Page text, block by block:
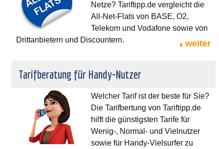
Netze? Tariftipp.de vergleicht die
All-Net-Flats von BASE, O2,
Telekom und Vodafone sowie von
Drittanbietern und Discountern.
weiter
Tarifberatung für Handy-Nutzer
Welcher Tarif ist der beste für Sie?
Die Tarifbertung von Tariftipp.de
hilft die günstigsten Tarife für
Wenig-, Normal- und Vielnutzer
sowie für Handy-Vielsurfer zu